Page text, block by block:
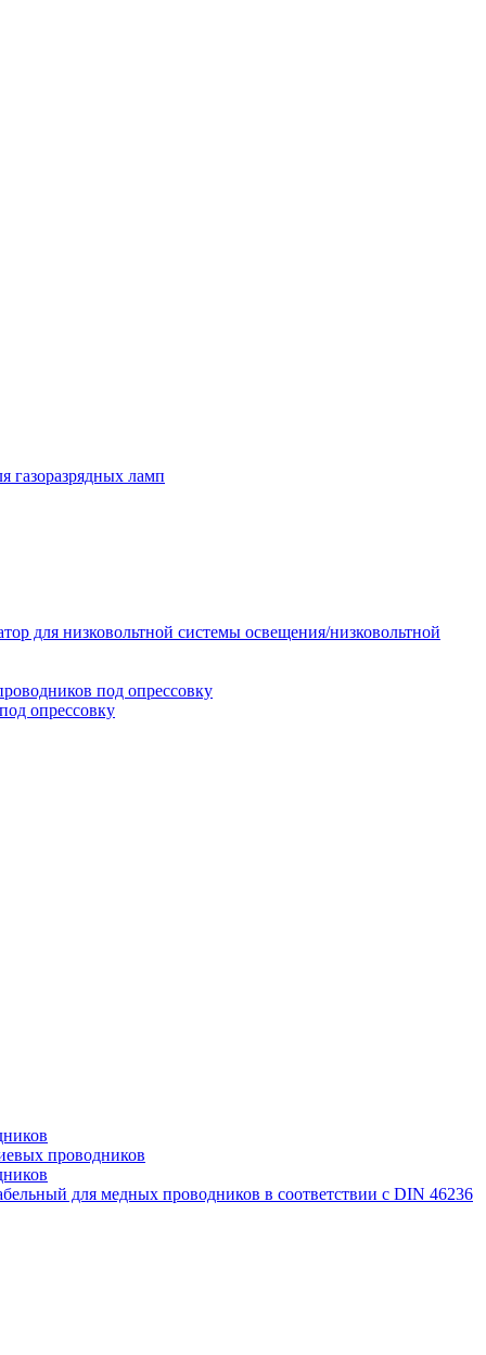
газоразрядных ламп
для низковольтной системы освещения/низковольтной
под опрессовку
опрессовку
проводников
для медных проводников в соответствии с DIN 46236